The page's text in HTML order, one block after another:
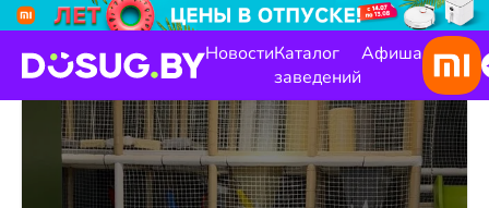
НовостиКаталог
заведений
Афиша